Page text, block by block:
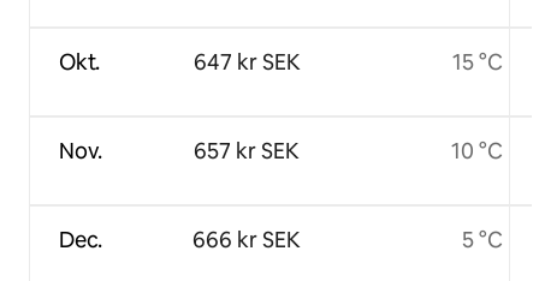
Okt.
Nov.
Dec.
647 kr SEK
657 kr SEK
666 kr SEK
15 °C
10 °C
5 °C